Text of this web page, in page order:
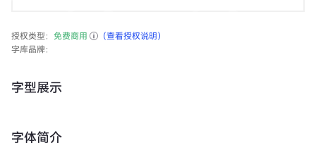
授权类型： 免费商用
（查看授权说明）
字库品牌：
字型展示
字体简介